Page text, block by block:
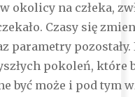
okolicy na człeka,
Czasy się
parametry
pokoleń, które
być może i pod tym